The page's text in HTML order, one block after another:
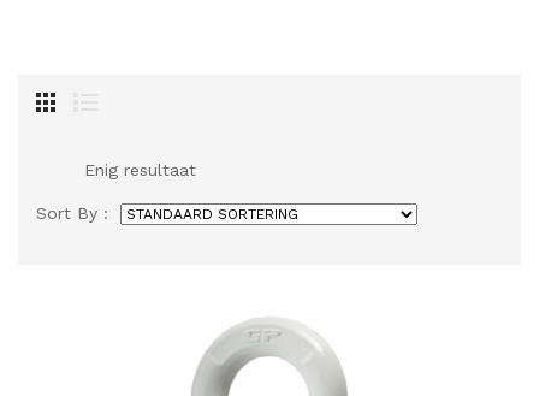
Enig resultaat
Sort By :